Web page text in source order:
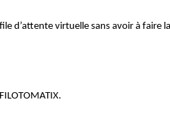
d’attente virtuelle sans avoir à faire